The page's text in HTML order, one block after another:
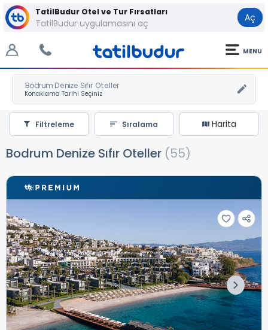
TatilBudur Otel ve Tur Fırsatları
TatilBudur uygulamasını aç Aç
MENU
Bodrum Denize Sıfır Oteller
Harita
Sıralama
Filtreleme
Bodrum Denize Sıfır Oteller (55)